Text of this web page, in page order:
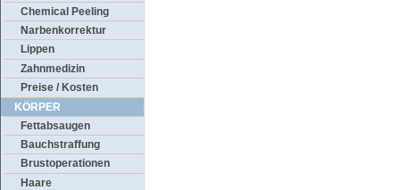
Chemical Peeling
Narbenkorrektur
Lippen
Zahnmedizin
Preise / Kosten
KÖRPER
Fettabsaugen
Bauchstraffung
Brustoperationen
Haare